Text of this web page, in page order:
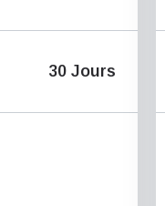
30 Jours